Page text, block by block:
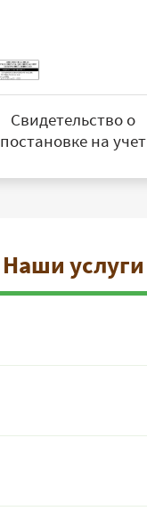
Свидетельство о
постановке на учет
Наши услуги